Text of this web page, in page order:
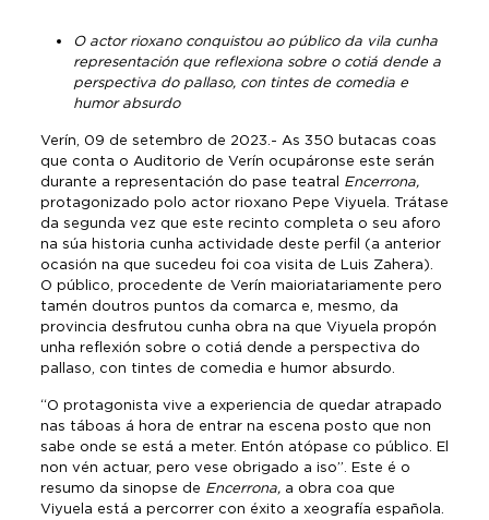
O actor rioxano conquistou ao público da vila cunha
representación que reflexiona sobre o cotiá dende a
perspectiva do pallaso, con tintes de comedia e
humor absurdo
Verín, 09 de setembro de 2023.- As 350 butacas coas
que conta o Auditorio de Verín ocupáronse este serán
durante a representación do pase teatral Encerrona,
protagonizado polo actor rioxano Pepe Viyuela. Trátase
da segunda vez que este recinto completa o seu aforo
na súa historia cunha actividade deste perfil (a anterior
ocasión na que sucedeu foi coa visita de Luis Zahera).
O público, procedente de Verín maioriatariamente pero
tamén doutros puntos da comarca e, mesmo, da
provincia desfrutou cunha obra na que Viyuela propón
unha reflexión sobre o cotiá dende a perspectiva do
pallaso, con tintes de comedia e humor absurdo.
“O protagonista vive a experiencia de quedar atrapado
nas táboas á hora de entrar na escena posto que non
sabe onde se está a meter. Entón atópase co público. El
non vén actuar, pero vese obrigado a iso”. Este é o
resumo da sinopse de Encerrona,a obra coa que
Viyuela está a percorrer con éxito a xeografía española.